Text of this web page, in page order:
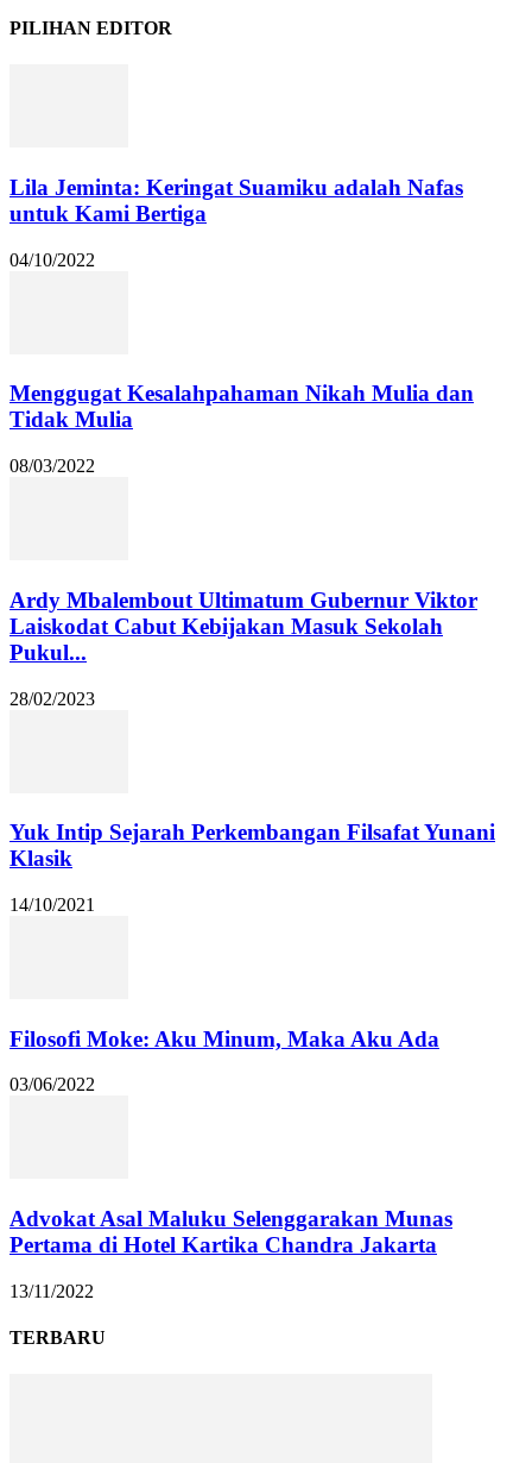
PILIHAN EDITOR
Lila Jeminta: Keringat Suamiku adalah Nafas
untuk Kami Bertiga
04/10/2022
Menggugat Kesalahpahaman Nikah Mulia dan
Tidak Mulia
08/03/2022
Ardy Mbalembout Ultimatum Gubernur Viktor
Laiskodat Cabut Kebijakan Masuk Sekolah
Pukul...
28/02/2023
Yuk Intip Sejarah Perkembangan Filsafat Yunani
Klasik
14/10/2021
Filosofi Moke: Aku Minum, Maka Aku Ada
03/06/2022
Advokat Asal Maluku Selenggarakan Munas
Pertama di Hotel Kartika Chandra Jakarta
13/11/2022
TERBARU